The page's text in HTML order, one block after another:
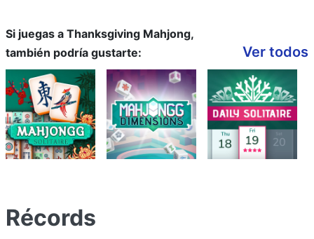
Si juegas a Thanksgiving Mahjong,
también podría gustarte:
Ver todos
Récords